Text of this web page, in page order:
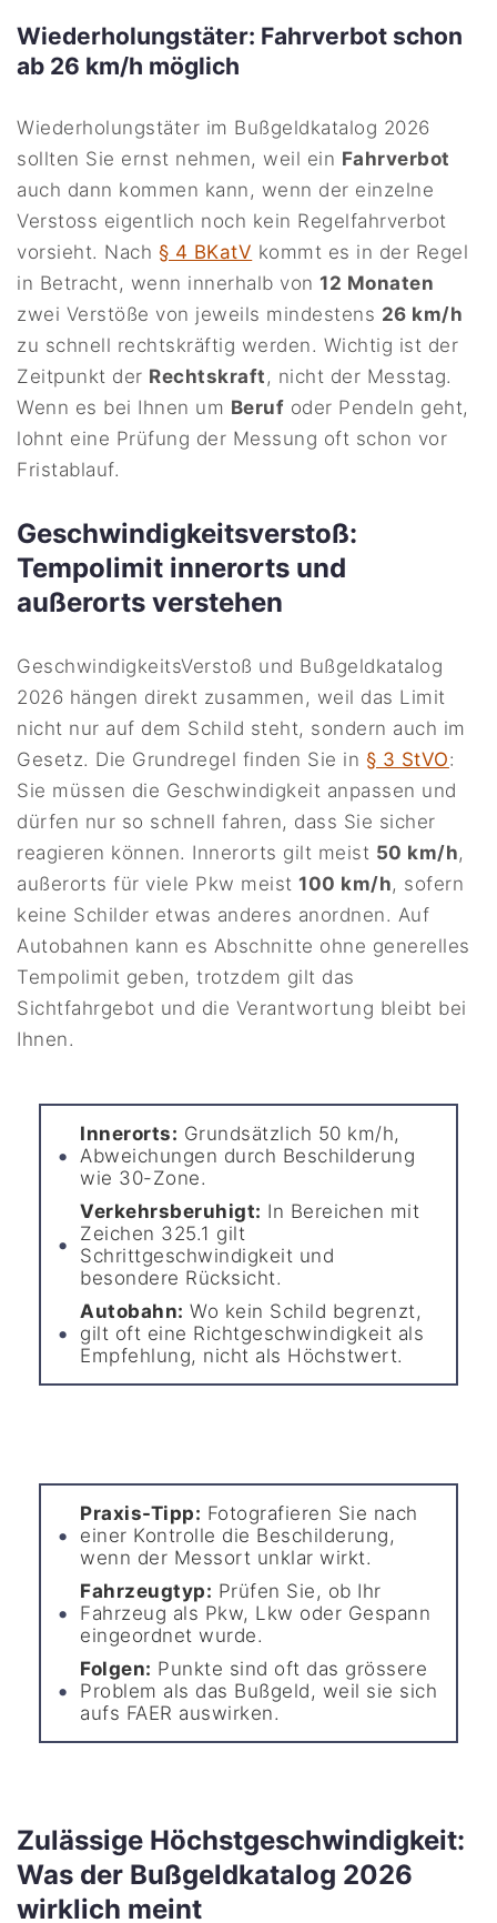
Wiederholungstäter: Fahrverbot schon
ab 26 km/h möglich
Wiederholungstäter im Bußgeldkatalog 2026
sollten Sie ernst nehmen, weil ein Fahrverbot
auch dann kommen kann, wenn der einzelne
Verstoss eigentlich noch kein Regelfahrverbot
vorsieht. Nach § 4 BKatV kommt es in der Regel
in Betracht, wenn innerhalb von12 Monaten
zwei Verstöße von jeweils mindestens 26 km/h
zu schnell rechtskräftig werden. Wichtig ist der
Zeitpunkt der Rechtskraft, nicht der Messtag.
Wenn es bei Ihnen um Beruf oder Pendeln geht,
lohnt eine Prüfung der Messung oft schon vor
Fristablauf.
Geschwindigkeitsverstoß:
Tempolimit innerorts und
außerorts verstehen
GeschwindigkeitsVerstoß und Bußgeldkatalog
2026 hängen direkt zusammen, weil das Limit
nicht nur auf dem Schild steht, sondern auch im
Gesetz. Die Grundregel finden Sie in § 3 StVO:
Sie müssen die Geschwindigkeit anpassen und
dürfen nur so schnell fahren, dass Sie sicher
reagieren können. Innerorts gilt meist 50 km/h,
außerorts für viele Pkw meist100 km/h, sofern
keine Schilder etwas anderes anordnen. Auf
Autobahnen kann es Abschnitte ohne generelles
Tempolimit geben, trotzdem gilt das
Sichtfahrgebot und die Verantwortung bleibt bei
Ihnen.
Innerorts: Grundsätzlich 50 km/h,
Abweichungen durch Beschilderung
wie 30-Zone.
Verkehrsberuhigt: In Bereichen mit
Zeichen 325.1 gilt
Schrittgeschwindigkeit und
besondere Rücksicht.
Autobahn: Wo kein Schild begrenzt,
gilt oft eine Richtgeschwindigkeit als
Empfehlung, nicht als Höchstwert.
Praxis-Tipp: Fotografieren Sie nach
einer Kontrolle die Beschilderung,
wenn der Messort unklar wirkt.
Fahrzeugtyp: Prüfen Sie, ob Ihr
Fahrzeug als Pkw, Lkw oder Gespann
eingeordnet wurde.
Folgen: Punkte sind oft das grössere
Problem als das Bußgeld, weil sie sich
aufs FAER auswirken.
Zulässige Höchstgeschwindigkeit:
Was der Bußgeldkatalog 2026
wirklich meint